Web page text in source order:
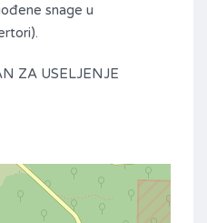
snage u
ZA USELJENJE